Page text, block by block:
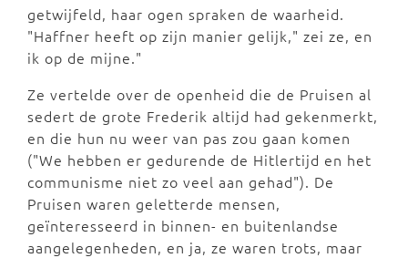
getwijfeld, haar ogen spraken de waarheid.
"Haffner heeft op zijn manier gelijk," zei ze, en
ik op de mijne."
Ze vertelde over de openheid die de Pruisen al
sedert de grote Frederik altijd had gekenmerkt,
en die hun nu weer van pas zou gaan komen
("We hebben er gedurende de Hitlertijd en het
communisme niet zo veel aan gehad"). De
Pruisen waren geletterde mensen,
geïnteresseerd in binnen- en buitenlandse
aangelegenheden, en ja, ze waren trots, maar